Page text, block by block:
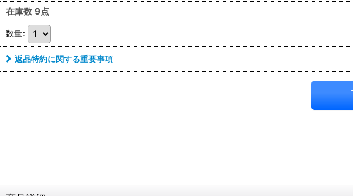
在庫数 9点
数量:
返品特約に関する重要事項